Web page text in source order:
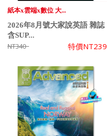
紙本x雲端x數位 大...
2026年8月號大家說英語 雜誌
含SUP...
NT340 特價NT239